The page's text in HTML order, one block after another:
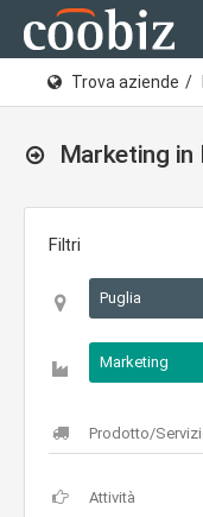
Trova aziende
Marketing in
Filtri
Puglia
Marketing